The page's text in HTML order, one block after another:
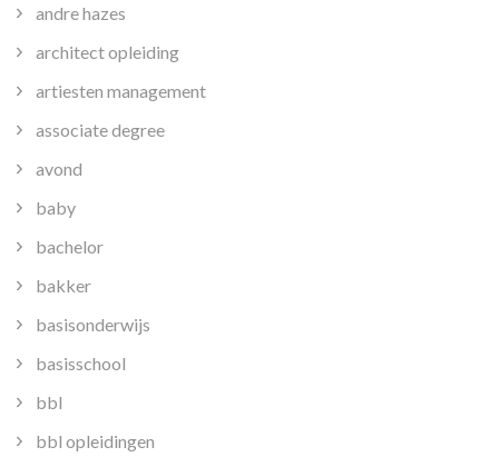
andre hazes
architect opleiding
artiesten management
associate degree
avond
baby
bachelor
bakker
basisonderwijs
basisschool
bbl
bbl opleidingen